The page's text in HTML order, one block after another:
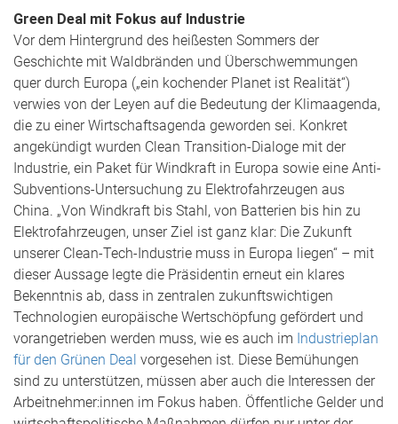
Green Deal mit Fokus auf Industrie
Vor dem Hintergrund des heißesten Sommers der
Geschichte mit Waldbränden und Überschwemmungen
quer durch Europa („ein kochender Planet ist Realität“)
verwies von der Leyen auf die Bedeutung der Klimaagenda,
die zu einer Wirtschaftsagenda geworden sei. Konkret
angekündigt wurden Clean Transition-Dialoge mit der
Industrie, ein Paket für Windkraft in Europa sowie eine Anti-
Subventions-Untersuchung zu Elektrofahrzeugen aus
China. „Von Windkraft bis Stahl, von Batterien bis hin zu
Elektrofahrzeugen, unser Ziel ist ganz klar: Die Zukunft
unserer Clean-Tech-Industrie muss in Europa liegen“ – mit
dieser Aussage legte die Präsidentin erneut ein klares
Bekenntnis ab, dass in zentralen zukunftswichtigen
Technologien europäische Wertschöpfung gefördert und
vorangetrieben werden muss, wie es auch im Industrieplan
für den Grünen Deal vorgesehen ist. Diese Bemühungen
sind zu unterstützen, müssen aber auch die Interessen der
Arbeitnehmer:innen im Fokus haben. Öffentliche Gelder und